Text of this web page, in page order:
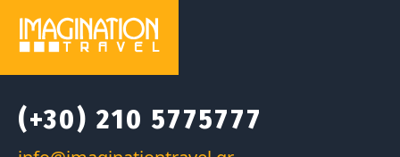
(+30) 210 5775777